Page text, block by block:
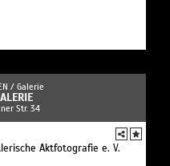
/ Galerie
Str. 34
Aktfotografie e. V.